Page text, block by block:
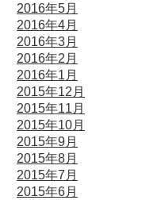
2016年5月
2016年4月
2016年3月
2016年2月
2016年1月
2015年12月
2015年11月
2015年10月
2015年9月
2015年8月
2015年7月
2015年6月